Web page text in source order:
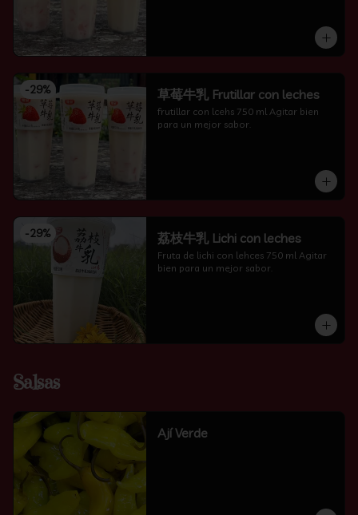
-29% 草莓牛乳 Frutillar con leches
frutillar con lcehs 750 ml Agitar bien
para un mejor sabor.
-29% 荔枝牛乳 Lichi con leches
Fruta de lichi con lehces 750 ml Agitar
bien para un mejor sabor.
Salsas
Ají Verde